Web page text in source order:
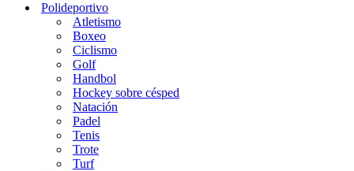
Polideportivo
Atletismo
Boxeo
Ciclismo
Golf
Handbol
Hockey sobre césped
Natación
Padel
Tenis
Trote
Turf